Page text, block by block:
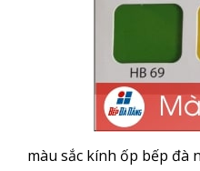
màu sắc kính ốp bếp đà